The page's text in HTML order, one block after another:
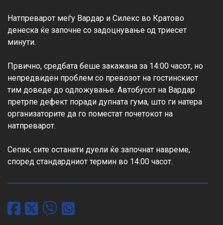
Натпреварот меѓу Вардар и Силекс во Кратово
денеска ќе започне со задоцнување од триесет
минути.
Првично, средбата беше закажана за 14:00 часот, но
непредвиден проблем со превозот на гостинскиот
тим доведе до одложување. Автобусот на Вардар
претрпе дефект поради дупната гума, што ги натера
организаторите да го поместат почетокот на
натпреварот.
Сепак, сите останати дуели ќе започнат навреме,
според стандардниот термин во 14:00 часот.